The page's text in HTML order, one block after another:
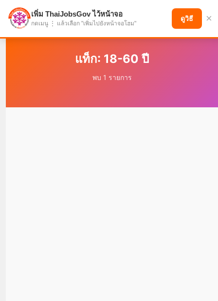
แบ่งปันโอกาส เพื่ออนาคตที่ก้าวหน้า
แท็ก: 18-60 ปี
พบ 1 รายการ
เพิ่ม ThaiJobsGov ไว้หน้าจอ
กดเมนู ⋮ แล้วเลือก "เพิ่มไปยังหน้าจอโฮม"
ดูวิธี ×